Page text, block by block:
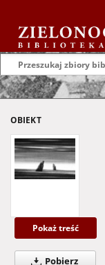
OBIEKT
Pokaż treść
Pobierz